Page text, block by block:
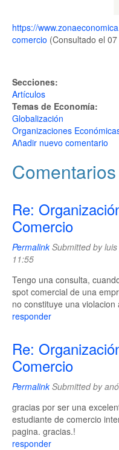
https://
comercio (Consultado el
Secciones:
Artículos
Temas de Economía:
Globalización
Organizaciones
Añadir nuevo comentario
Comentarios
Re:
Comercio
PermalinkSubmitted by
11:55
Tengo una consulta,
spot comercial de una
no constituye una
responder
Re:
Comercio
PermalinkSubmitted by
gracias por ser una
estudiante de comercio
pagina. gracias.!
responder